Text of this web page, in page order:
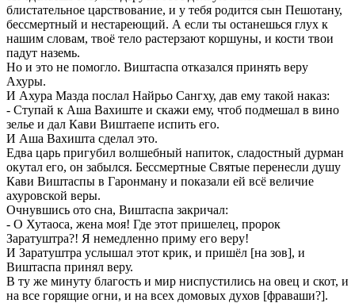
блистательное царствование, и у тебя родится сын Пешотану,
бессмертный и нестареющий. А если ты останешься глух к
нашим словам, твоё тело растерзают коршуны, и кости твои
падут наземь.
Но и это не помогло. Виштаспа отказался принять веру
Ахуры.
И Ахура Мазда послал Найрьо Сангху, дав ему такой наказ:
- Ступай к Аша Вахиште и скажи ему, чтоб подмешал в вино
зелье и дал Кави Виштаепе испить его.
И Аша Вахишта сделал это.
Едва царь пригубил волшебный напиток, сладостный дурман
окутал его, он забылся. Бессмертные Святые перенесли душу
Кави Виштаспы в Гаронману и показали ей всё величие
ахуровской веры.
Очнувшись ото сна, Виштаспа закричал:
- О Хутаоса, жена моя! Где этот пришелец, пророк
Заратуштра?! Я немедленно приму его веру!
И Заратуштра услышал этот крик, и пришёл [на зов], и
Виштаспа принял веру.
В ту же минуту благость и мир ниспустились на овец и скот, и
на все горящие огни, и на всех домовых духов [фраваши?].